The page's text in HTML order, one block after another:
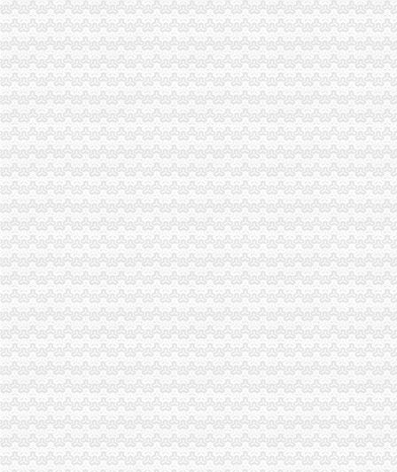
秀山局重庆税务注销开展废旧收购行业专项整
渝北局在网络购物领域查获56万元的重庆公司注销冒侵权商品
拓展工商职能 落实“五个更加”重庆公司注销 市召开全市工商行政管理工作会议
市局六项措施推进“双”重庆营业执照注销行动后期工作
北部新区局及时达全市重庆公司注销工商行政管理工作会议精
涪陵局重庆税务注销龙潭所四举措着力破解农村无照经营难题
渝北局重庆营业执照注销创新三大执法机制积查处大案要案
全市重庆税务注销工商系统充分利用动产押职能助企融资成效显著
渝北区第二批试点微型企业获得财政补助资金270万元
铜梁县第二批试点阶段116名微型企业创业人员通过创业评审
市重庆税务注销局副局长陈速率队到彭水局开展考核考察工作
市重庆分公司注销局机关达学习波局长在创先争优领导小组会议讲话精
垫江局重庆代办公司造微企孵化园推进微型企业快速发展
永川局重庆营业执照注销多举措化流通环节食品安全监管见成效
梁平局与渝中局共筑“两翼”重庆分公司注销农户万元增收平台
巫溪局城厢二所推行“开业前风险提示”重庆税务注销建立无照经营预防机制
双桥区采取多项措施化微型企业发展
彭水局重庆营业执照注销联合公安部门查获一起制售蜂糖案
南川区“十办十不办”重庆公司注销做好微型企业产业引导
万州局重庆公司注销大力发展电子商务类微型企业
黔江局查获一批货值2万余元的重庆代办公司冒“农达”农
渝北局重庆代办公司机场所成功处置一起因航班延误而获集体赔偿案
酉局重庆公司注销加快推进商标发展工作初见成效
“学习贯彻全市工商工作会议精”重庆营业执照注销署名文章组稿编发工作圆满完
批全国外资登记管理干部业务交流会在高新区局重庆代办公司成功召开